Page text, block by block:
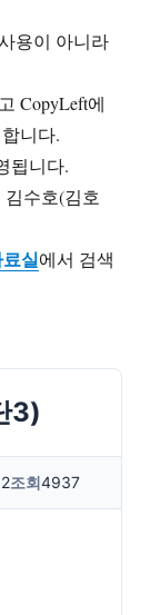
용이 아니라
CopyLeft에
니다.
됩니다.
김수호(김호
실에서 검색
3)
조회4937